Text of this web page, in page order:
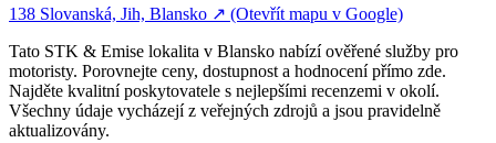
138 Slovanská, Jih, Blansko ↗ (Otevřít mapu v Google)
Tato STK & Emise lokalita v Blansko nabízí ověřené služby pro
motoristy. Porovnejte ceny, dostupnost a hodnocení přímo zde.
Najděte kvalitní poskytovatele s nejlepšími recenzemi v okolí.
Všechny údaje vycházejí z veřejných zdrojů a jsou pravidelně
aktualizovány.